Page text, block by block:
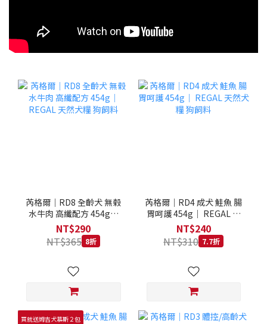
芮格爾｜RD8 全齡犬 無榖
水牛肉 高纖配方 454g｜
REGAL 天然犬糧 狗飼料
NT$290
NT$365 8折
芮格爾｜RD4 成犬 鮭魚 腸
胃呵護 454g｜ REGAL 天
然犬糧 狗飼料
NT$240
NT$310 7.7折
買就送姆吉犬慕斯２包